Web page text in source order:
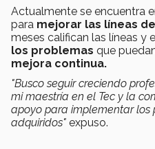
Actualmente se encuentra
para mejorar las líneas
meses califican las líneas y
los problemas que
mejora continua.
"Busco seguir creciendo
mi maestría en el Tec y la
apoyo para implementar los
adquiridos" expuso.